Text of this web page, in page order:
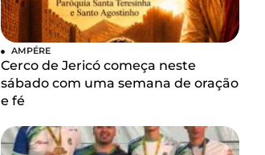
AMPÉRE
Cerco de Jericó começa neste
sábado com uma semana de oração
e fé